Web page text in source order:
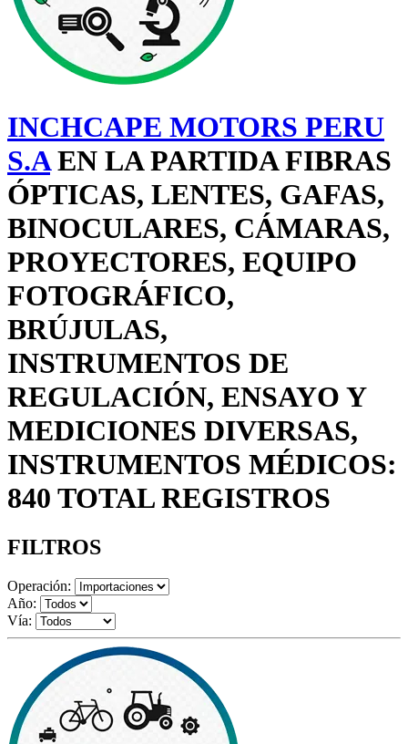
INCHCAPE MOTORS PERU
S.AEN LA PARTIDA FIBRAS
ÓPTICAS, LENTES, GAFAS,
BINOCULARES, CÁMARAS,
PROYECTORES, EQUIPO
FOTOGRÁFICO,
BRÚJULAS,
INSTRUMENTOS DE
REGULACIÓN, ENSAYO Y
MEDICIONES DIVERSAS,
INSTRUMENTOS MÉDICOS:
840 TOTAL REGISTROS
FILTROS
Operación:
Año:
Vía: